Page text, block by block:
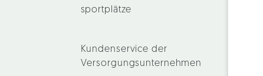
sportplätze
Kundenservice der
Versorgungsunternehmen